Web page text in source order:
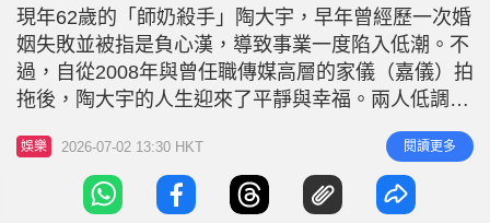
n
t
r
e
現年62歲的「師奶殺手」陶大宇，早年曾經歷一次婚
姻失敗並被指是負心漢，導致事業一度陷入低潮。不
過，自從2008年與曾任職傳媒高層的家儀（嘉儀）拍
拖後，陶大宇的人生迎來了平靜與幸福。兩人低調發
展地下情超過10年，去年被爆出已經秘婚，但外界卻
極少捕捉到二人同框的畫面。近日，陶大宇飛往馬來
西亞吉隆坡出席第四屆「香江夜·南洋情」慈善演唱
會，家儀亦有同行，兩人更罕有地被拍到甜蜜同框，
娛樂 2026-07-02 13:30 HKT 閱讀更多